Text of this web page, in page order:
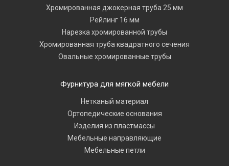
Хромированная джокерная труба 25 мм
Рейлинг 16 мм
Нарезка хромированной трубы
Хромированная труба квадратного сечения
Овальные хромированные трубы
Фурнитура для мягкой мебели
Нетканый материал
Ортопедические основания
Изделия из пластмассы
Мебельные направляющие
Мебельные петли